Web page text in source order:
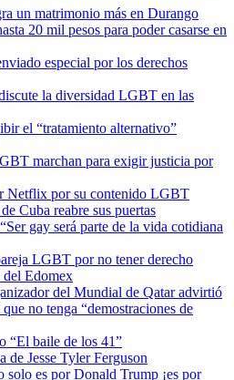
un matrimonio más en Durango
20 mil pesos para poder casarse en
especial por los derechos
la diversidad LGBT en las
el “tratamiento alternativo”
marchan para exigir justicia por
Netflix por su contenido LGBT
Cuba reabre sus puertas
gay será parte de la vida cotidiana
LGBT por no tener derecho
del Edomex
del Mundial de Qatar advirtió
no tenga “demostraciones de
“El baile de los 41”
de Jesse Tyler Ferguson
solo es por Donald Trump ¡es por